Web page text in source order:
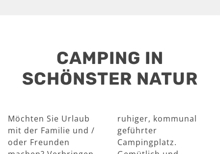
CAMPING IN
SCHÖNSTER NATUR
Möchten Sie Urlaub
mit der Familie und /
oder Freunden
ruhiger, kommunal
geführter
Campingplatz.